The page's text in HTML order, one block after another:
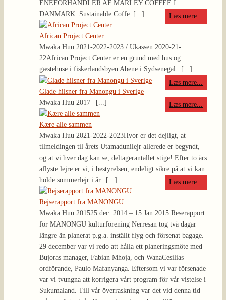
ENEFORHANDLER AF MARLEY COFFEE I
DANMARK: Sustainable Coffe [...] Læs mere...
African Project Center
Mwaka Huu 2021-2022-2023 / Ukassen 2020-21-
22African Project Center er en grund med hus og
gæstehuse i fiskerlandsbyen Abene i Sydsenegal.
[...]
Læs mere...
Glade hilsner fra Manongu i Sverige
Mwaka Huu 2017
[...] Læs mere...
Kære alle sammen
Mwaka Huu 2021-2022-2023Hvor er det dejligt, at
tilmeldingen til årets Utamadunilejr allerede er begyndt,
og at vi hver dag kan se, deltagerantallet stige! Efter to års
aflyste lejre er vi, i bestyrelsen, endeligt sikre på at vi kan
holde sommerlejr i år.
[...] Læs mere...
Rejserapport fra MANONGU
Mwaka Huu 201525 dec. 2014 – 15 Jan 2015 Reserapport
för MANONGU kulturförening Nerresan tog två dagar
längre än planerat p.g.a. inställt flyg och försenat bagage.
29 december var vi redo att hålla ett planeringsmöte med
Bujoras manager, Fabian Mhoja, och WanaCesilias
ordförande, Paulo Mafanyanga. Eftersom vi var försenade
var vi tvungna att korrigera vårt program för vår vistelse i
Sukumaland. Till vår överraskning var det vid denna tid